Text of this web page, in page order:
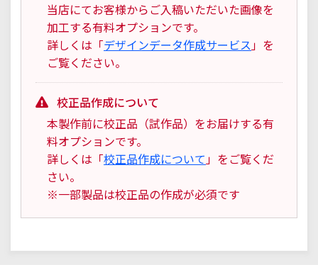
当店にてお客様からご入稿いただいた画像を
加工する有料オプションです。
詳しくは「デザインデータ作成サービス」を
ご覧ください。
校正品作成について
本製作前に校正品（試作品）をお届けする有
料オプションです。
詳しくは「校正品作成について」をご覧くだ
さい。
※一部製品は校正品の作成が必須です